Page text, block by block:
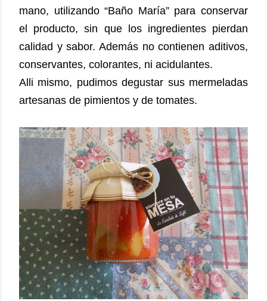
mano, utilizando “Baño María” para conservar
el producto, sin que los ingredientes pierdan
calidad y sabor. Además no contienen aditivos,
conservantes, colorantes, ni acidulantes.
Alli mismo, pudimos degustar sus mermeladas
artesanas de pimientos y de tomates.